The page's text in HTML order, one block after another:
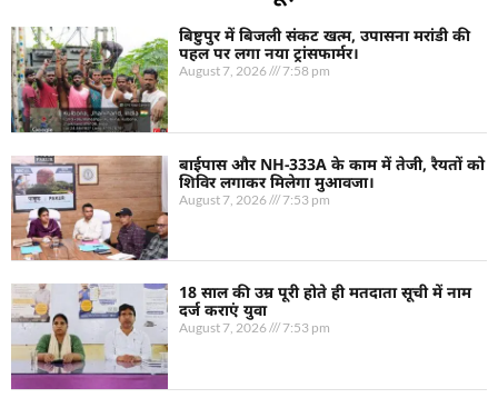
बिष्टुपुर में बिजली संकट खत्म, उपासना मरांडी की
पहल पर लगा नया ट्रांसफार्मर।
August 7, 2026 7:58 pm
बाईपास और NH-333A के काम में तेजी, रैयतों को
शिविर लगाकर मिलेगा मुआवजा।
August 7, 2026 7:53 pm
18 साल की उम्र पूरी होते ही मतदाता सूची में नाम
दर्ज कराएं युवा
August 7, 2026 7:53 pm